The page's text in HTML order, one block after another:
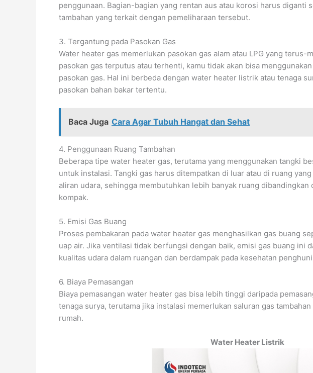
penggunaan. Bagian-bagian yang rentan aus atau korosi harus diganti
tambahan yang terkait dengan pemeliharaan tersebut.
3. Tergantung pada Pasokan Gas
Water heater gas memerlukan pasokan gas alam atau LPG yang
pasokan gas terputus atau terhenti, kamu tidak akan bisa
pasokan gas. Hal ini berbeda dengan water heater listrik atau tenaga
pasokan bahan bakar tertentu.
Baca Juga Cara Agar Tubuh Hangat dan Sehat
4. Penggunaan Ruang Tambahan
Beberapa tipe water heater gas, terutama yang menggunakan tangki
untuk instalasi. Tangki gas harus ditempatkan di luar atau di ruang
aliran udara, sehingga membutuhkan lebih banyak ruang
kompak.
5. Emisi Gas Buang
Proses pembakaran pada water heater gas menghasilkan gas buang
uap air. Jika ventilasi tidak berfungsi dengan baik, emisi gas buang ini
kualitas udara dalam ruangan dan berdampak pada kesehatan
6. Biaya Pemasangan
Biaya pemasangan water heater gas bisa lebih tinggi daripada
tenaga surya, terutama jika instalasi memerlukan saluran gas
rumah.
Water Heater Listrik